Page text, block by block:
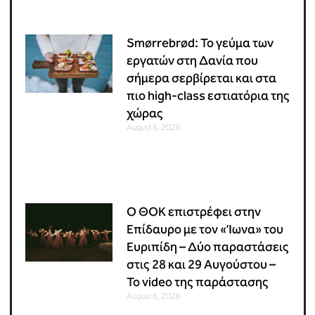
Smørrebrød: Το γεύμα των
εργατών στη Δανία που
σήμερα σερβίρεται και στα
πιο high-class εστιατόρια της
χώρας
August 6, 2026
Ο ΘΟΚ επιστρέφει στην
Επίδαυρο με τον «Ίωνα» του
Ευριπίδη – Δύο παραστάσεις
στις 28 και 29 Αυγούστου –
Το video της παράστασης
August 6, 2026